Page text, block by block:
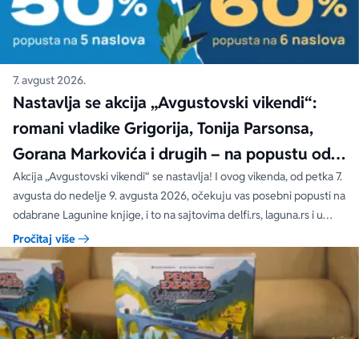
7. avgust 2026.
Nastavlja se akcija „Avgustovski vikendi“:
romani vladike Grigorija, Tonija Parsonsa,
Gorana Markovića i drugih – na popustu od
čak 40, 50 i 60%
Akcija „Avgustovski vikendi“ se nastavlja! I ovog vikenda, od petka 7.
avgusta do nedelje 9. avgusta 2026, očekuju vas posebni popusti na
odabrane Lagunine knjige, i to na sajtovima delfi.rs, laguna.rs i u
svim Delfi knjižarama.
Pročitaj više